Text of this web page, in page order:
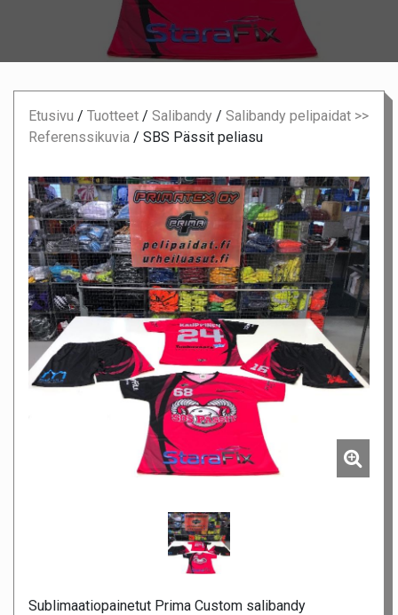
Etusivu / Tuotteet / Salibandy / Salibandy pelipaidat >>
Referenssikuvia / SBS Pässit peliasu
Sublimaatiopainetut Prima Custom salibandy